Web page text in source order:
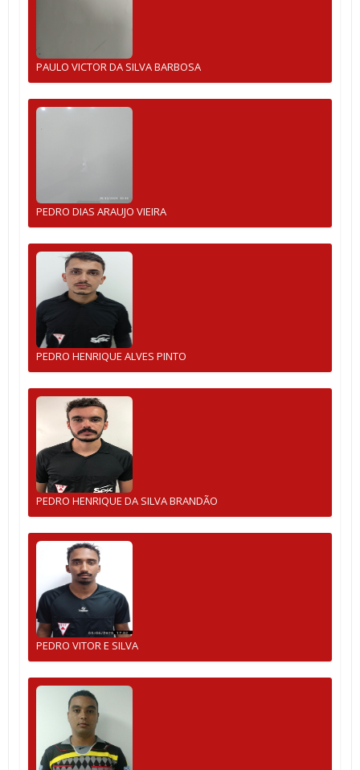
PAULO VICTOR DA SILVA BARBOSA
PEDRO DIAS ARAUJO VIEIRA
PEDRO HENRIQUE ALVES PINTO
PEDRO HENRIQUE DA SILVA BRANDÃO
PEDRO VITOR E SILVA